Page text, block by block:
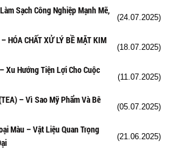
Sạch Công Nghiệp Mạnh Mẽ,
(24.07.2025)
HÓA CHẤT XỬ LÝ BỀ MẶT KIM
(18.07.2025)
Xu Hướng Tiện Lợi Cho Cuộc
(11.07.2025)
– Vì Sao Mỹ Phẩm Và Bê
(05.07.2025)
Màu – Vật Liệu Quan Trọng
(21.06.2025)